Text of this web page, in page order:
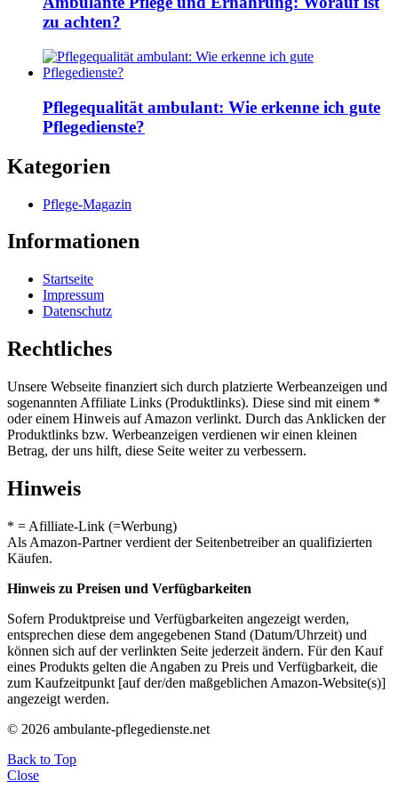
zu achten?
Pflegequalität ambulant: Wie erkenne ich gute
Pflegedienste?
Kategorien
Pflege-Magazin
Informationen
Startseite
Impressum
Datenschutz
Rechtliches
Unsere Webseite finanziert sich durch platzierte Werbeanzeigen und
sogenannten Affiliate Links (Produktlinks). Diese sind mit einem *
oder einem Hinweis auf Amazon verlinkt. Durch das Anklicken der
Produktlinks bzw. Werbeanzeigen verdienen wir einen kleinen
Betrag, der uns hilft, diese Seite weiter zu verbessern.
Hinweis
* = Afilliate-Link (=Werbung)
Als Amazon-Partner verdient der Seitenbetreiber an qualifizierten
Käufen.
Hinweis zu Preisen und Verfügbarkeiten
Sofern Produktpreise und Verfügbarkeiten angezeigt werden,
entsprechen diese dem angegebenen Stand (Datum/Uhrzeit) und
können sich auf der verlinkten Seite jederzeit ändern. Für den Kauf
eines Produkts gelten die Angaben zu Preis und Verfügbarkeit, die
zum Kaufzeitpunkt [auf der/den maßgeblichen Amazon-Website(s)]
angezeigt werden.
© 2026 ambulante-pflegedienste.net
Back to Top
Close